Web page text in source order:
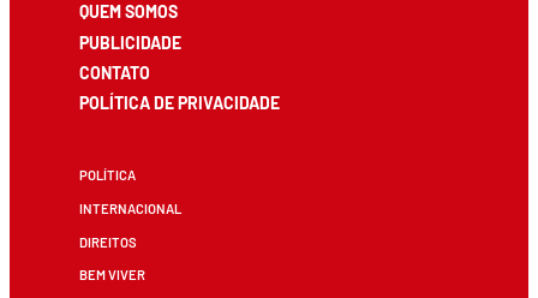
QUEM SOMOS
PUBLICIDADE
CONTATO
POLÍTICA DE PRIVACIDADE
POLÍTICA
INTERNACIONAL
DIREITOS
BEM VIVER